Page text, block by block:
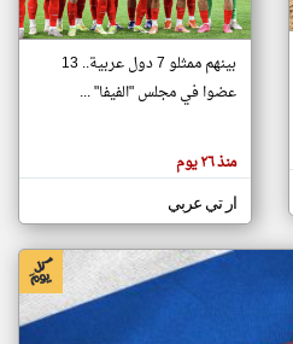
تغيير الدولة
اخبار جزر القمر على مدار الساعة
أهم اخبار جزر القمر العاجلة والمباشرة
بينهم ممثلو 7 دول عربية.. 13
عضوا في مجلس "الفيفا" ...
منذ ٢٦ يوم
ار تي عربي
klyoum.com